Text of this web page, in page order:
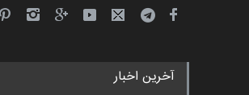
آخرین اخبار